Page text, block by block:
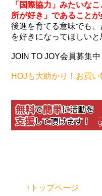
「国際協力」みたいな
所が好き」であることが
後進を育てる意味でも
を好きになってほしいと
JOIN TO JOY会員募集
HOJも大助かり！お買
↑トップページ